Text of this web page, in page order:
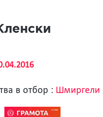
в отбор : Шмиргели